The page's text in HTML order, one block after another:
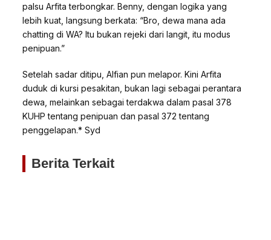
palsu Arfita terbongkar. Benny, dengan logika yang
lebih kuat, langsung berkata: “Bro, dewa mana ada
chatting di WA? Itu bukan rejeki dari langit, itu modus
penipuan.”
Setelah sadar ditipu, Alfian pun melapor. Kini Arfita
duduk di kursi pesakitan, bukan lagi sebagai perantara
dewa, melainkan sebagai terdakwa dalam pasal 378
KUHP tentang penipuan dan pasal 372 tentang
penggelapan.* Syd
Berita Terkait